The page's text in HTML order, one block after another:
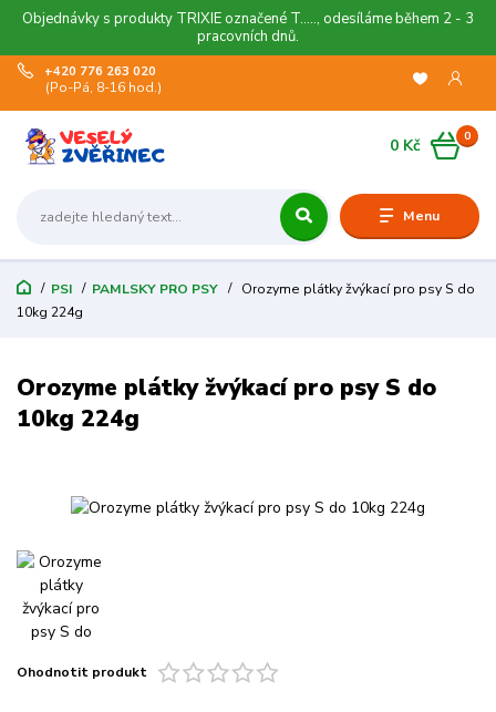
Objednávky s produkty TRIXIE označené T....., odesíláme během 2 - 3
pracovních dnů.
Menu
+420 776 263 020
(Po-Pá, 8-16 hod.)
0
0 Kč
PSI PAMLSKY PRO PSY
Orozyme plátky žvýkací pro psy S do
10kg 224g
Orozyme plátky žvýkací pro psy S do
10kg 224g
Ohodnotit produkt